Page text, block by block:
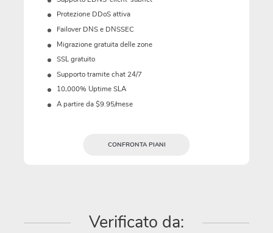
Protezione DDoS attiva
Failover DNS e DNSSEC
Migrazione gratuita delle zone
SSL gratuito
Supporto tramite chat 24/7
10,000% Uptime SLA
A partire da $9.95/mese
CONFRONTA PIANI
Verificato da: